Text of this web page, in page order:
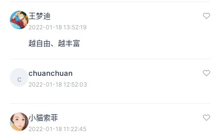
王梦迪
2022-01-18 13:52:19
越自由、越丰富
c
chuanchuan
2022-01-18 12:52:03
小貓索菲
2022-01-18 11:22:45